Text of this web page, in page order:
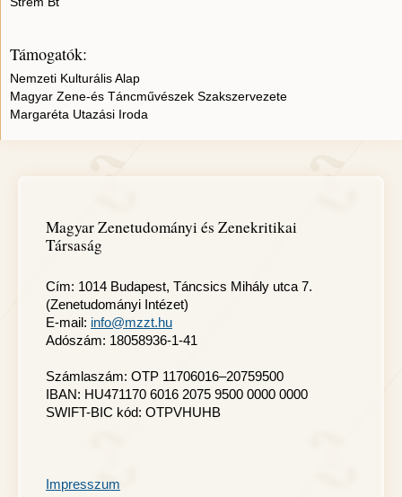
Támogatók:
Nemzeti Kulturális Alap
Magyar Zene-és Táncművészek Szakszervezete
Margaréta Utazási Iroda
Magyar Zenetudományi és Zenekritikai
Társaság
Cím: 1014 Budapest, Táncsics Mihály utca 7.
(Zenetudományi Intézet)
E-mail: info@mzzt.hu
Adószám: 18058936-1-41
Számlaszám: OTP 11706016–20759500
IBAN: HU471170 6016 2075 9500 0000 0000
SWIFT-BIC kód: OTPVHUHB
Impresszum